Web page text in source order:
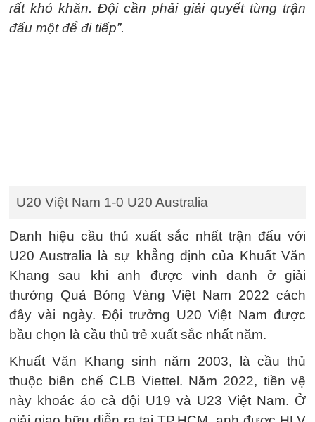
rất khó khăn. Đội cần phải giải quyết từng trận
đấu một để đi tiếp”.
U20 Việt Nam 1-0 U20 Australia
Danh hiệu cầu thủ xuất sắc nhất trận đấu với
U20 Australia là sự khẳng định của Khuất Văn
Khang sau khi anh được vinh danh ở giải
thưởng Quả Bóng Vàng Việt Nam 2022 cách
đây vài ngày. Đội trưởng U20 Việt Nam được
bầu chọn là cầu thủ trẻ xuất sắc nhất năm.
Khuất Văn Khang sinh năm 2003, là cầu thủ
thuộc biên chế CLB Viettel. Năm 2022, tiền vệ
này khoác áo cả đội U19 và U23 Việt Nam. Ở